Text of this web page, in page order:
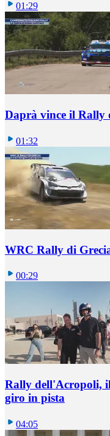
01:29
Daprà vince il Rally
01:32
WRC Rally di
00:29
Rally dell'Acropoli,
giro in pista
04:05